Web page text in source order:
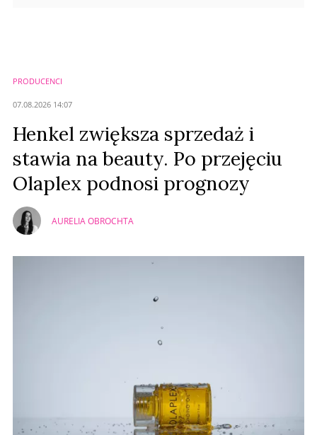
PRODUCENCI
07.08.2026 14:07
Henkel zwiększa sprzedaż i
stawia na beauty. Po przejęciu
Olaplex podnosi prognozy
AURELIA OBROCHTA